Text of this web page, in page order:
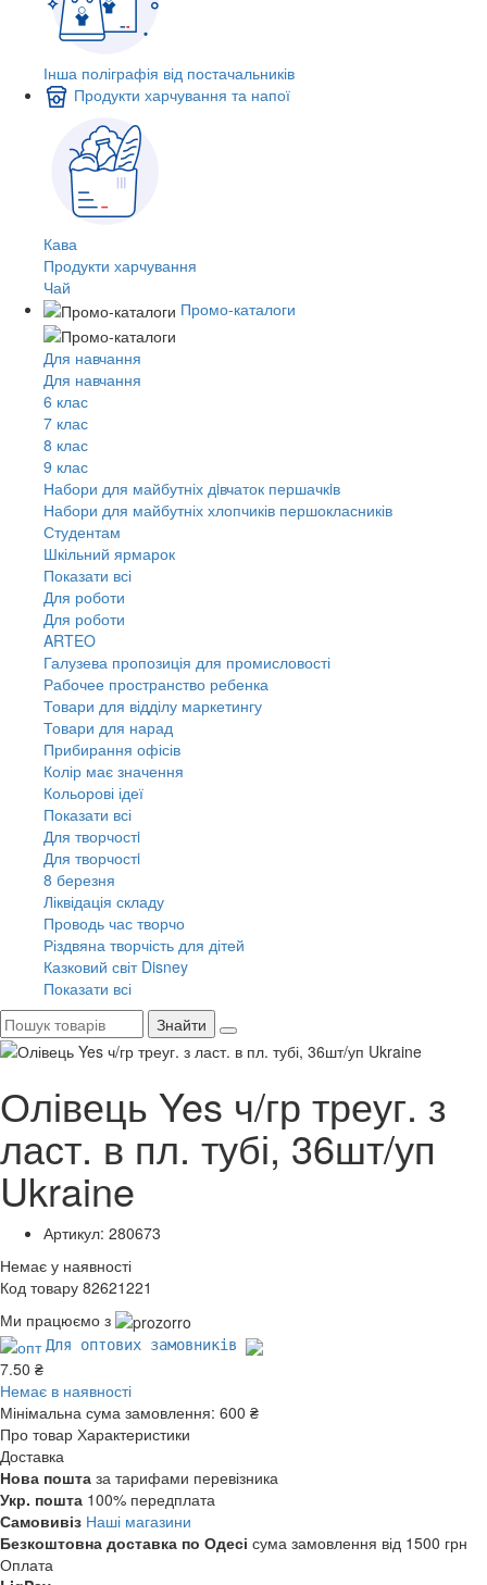
Інша поліграфія від постачальників
Продукти харчування та напої
Кава
Продукти харчування
Чай
Промо-каталоги
Для навчання
Для навчання
6 клас
7 клас
8 клас
9 клас
Набори для майбутніх дiвчаток першачкiв
Набори для майбутніх хлопчиків першокласників
Студентам
Шкільний ярмарок
Показати всі
Для роботи
Для роботи
ARTEO
Галузева пропозиція для промисловості
Рабочее пространство ребенка
Товари для відділу маркетингу
Товари для нарад
Прибирання офісів
Колір має значення
Кольорові ідеї
Показати всі
Для творчостi
Для творчостi
8 березня
Ліквідація складу
Проводь час творчо
Різдвяна творчість для дітей
Казковий світ Disney
Показати всі
Знайти
Олівець Yes ч/гр треуг. з
ласт. в пл. тубі, 36шт/уп
Ukraine
Артикул: 280673
Немає у наявності
Код товару 82621221
Ми працюємо з
Для оптових замовників
7.50 ₴
Немає в наявності
Мінімальна сума замовлення: 600 ₴
Про товар Характеристики
Доставка
Нова пошта за тарифами перевізника
Укр. пошта 100% передплата
Самовивіз Наші магазини
Безкоштовна доставка по Одесі сума замовлення від 1500 грн
Оплата